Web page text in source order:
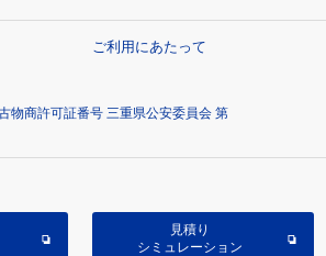
ご利用にあたって
物商許可証番号 三重県公安委員会 第
見積り
シミュレーション